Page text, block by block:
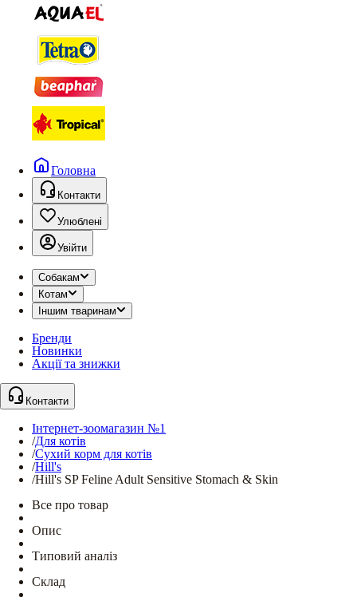
Головна
Контакти
Улюблені
Увійти
Собакам
Котам
Іншим тваринам
Бренди
Новинки
Акції та знижки
Контакти
Інтернет-зоомагазин №1
/Для котів
/Сухий корм для котів
/Hill's
/Hill's SP Feline Adult Sensitive Stomach & Skin
Все про товар
Опис
Типовий аналіз
Склад